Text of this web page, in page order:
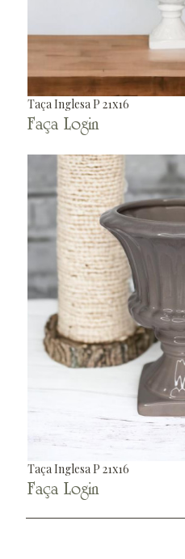
Taça Inglesa P 21x16
Faça Login
Taça Inglesa P 21x16
Faça Login